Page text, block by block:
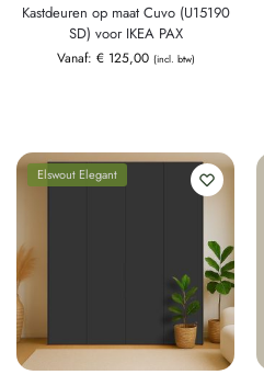
Kastdeuren op maat Cuvo (U15190
SD) voor IKEA PAX
Vanaf: €125,00 (incl. btw)
Elswout Elegant